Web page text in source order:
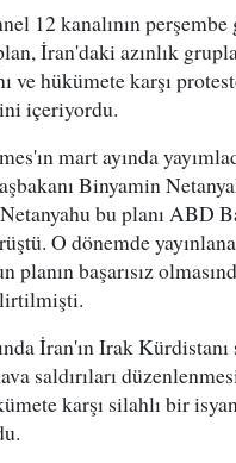
12 kanalının perşembe
İran'daki azınlık
ve hükümete karşı
içeriyordu.
mart ayında
Binyamin
bu planı ABD
O dönemde
planın başarısız
İran'ın Irak Kürdistanı
saldırıları
karşı silahlı bir